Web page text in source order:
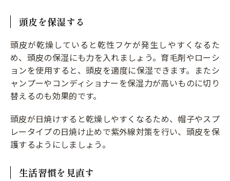
頭皮を保湿する
頭皮が乾燥していると乾性フケが発生しやすくなるた
め、頭皮の保湿にも力を入れましょう。育毛剤やローシ
ョンを使用すると、頭皮を適度に保湿できます。またシ
ャンプーやコンディショナーを保湿力が高いものに切り
替えるのも効果的です。
頭皮が日焼けすると乾燥しやすくなるため、帽子やスプ
レータイプの日焼け止めで紫外線対策を行い、頭皮を保
護するようにしましょう。
生活習慣を見直す